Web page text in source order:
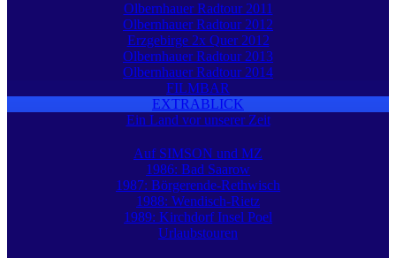
Olbernhauer Radtour 2011
Olbernhauer Radtour 2012
Erzgebirge 2x Quer 2012
Olbernhauer Radtour 2013
Olbernhauer Radtour 2014
FILMBAR
EXTRABLICK
Ein Land vor unserer Zeit
Auf SIMSON und MZ
1986: Bad Saarow
1987: Börgerende-Rethwisch
1988: Wendisch-Rietz
1989: Kirchdorf Insel Poel
Urlaubstouren